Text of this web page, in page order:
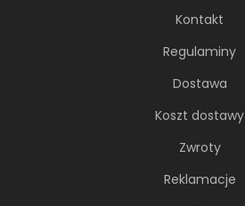
Kontakt
Regulaminy
Dostawa
Koszt dostawy
Zwroty
Reklamacje